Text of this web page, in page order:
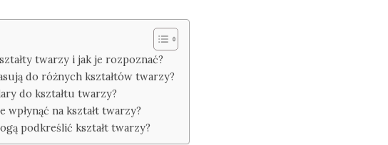
twarzy i jak je rozpoznać?
do różnych kształtów twarzy?
do kształtu twarzy?
wpłynąć na kształt twarzy?
podkreślić kształt twarzy?